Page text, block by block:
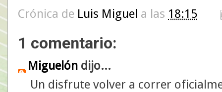
Crónica de Luis Miguel a las 18:15
1 comentario:
Miguelón dijo...
Un disfrute volver a correr